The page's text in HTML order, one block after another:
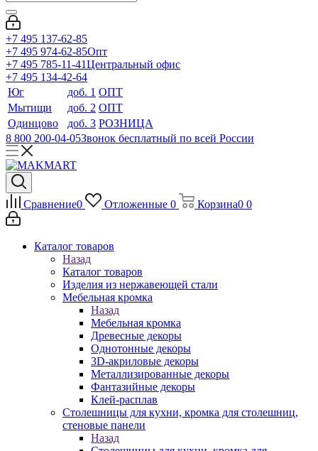
+7 495 137-62-85
+7 495 974-62-85Опт
+7 495 785-11-41Центральный офис
+7 495 134-42-64
Юг
доб. 1 ОПТ
Мытищи
доб. 2 ОПТ
Одинцово
доб. 3 РОЗНИЦА
8 800 200-04-05Звонок бесплатный по всей России
Сравнение0 Отложенные 0 Корзина0 0
Каталог товаров
Назад
Каталог товаров
Изделия из нержавеющей стали
Мебельная кромка
Назад
Мебельная кромка
Древесные декоры
Однотонные декоры
3D-акриловые декоры
Металлизированные декоры
Фантазийные декоры
Клей-расплав
Столешницы для кухни, кромка для столешниц,
стеновые панели
Назад